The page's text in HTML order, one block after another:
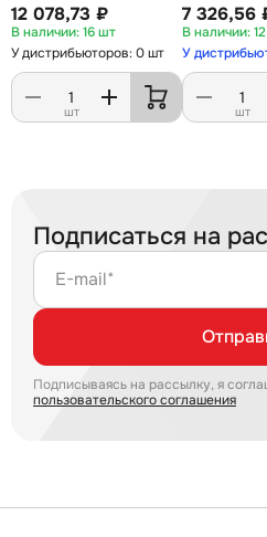
12 078,73 ₽
16 шт
У дистрибьюторов: 0 шт
шт
7 326,56
У
шт
Подписаться на
E-mail*
Подписываясь на рассылку, я
пользовательского соглашения